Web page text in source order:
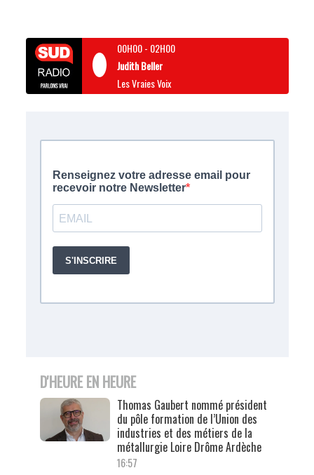
00H00- 02H00
Judith Beller
Les Vraies Voix
D'HEURE EN HEURE
Thomas Gaubert nommé président
du pôle formation de l’Union des
industries et des métiers de la
métallurgie Loire Drôme Ardèche
16:57